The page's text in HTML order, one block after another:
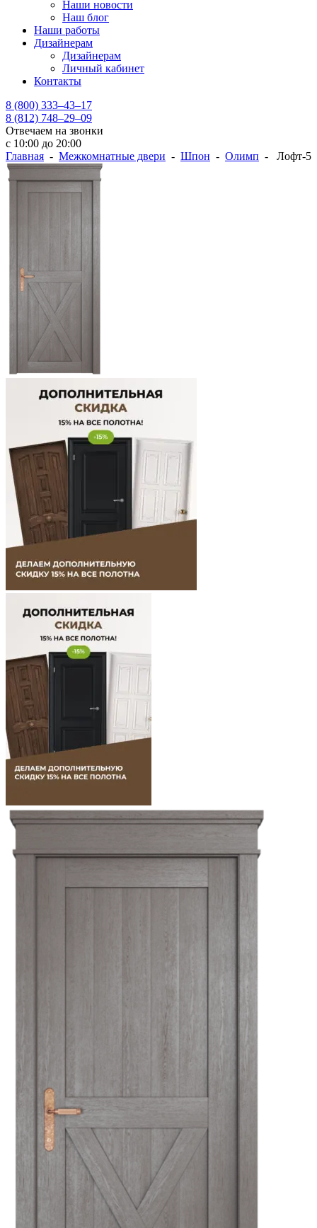
Наши новости
Наш блог
Наши работы
Дизайнерам
Дизайнерам
Личный кабинет
Контакты
8 (800) 333–43–17
8 (812) 748–29–09
Отвечаем на звонки
с 10:00 до 20:00
Главная - Межкомнатные двери - Шпон - Олимп - Лофт-5